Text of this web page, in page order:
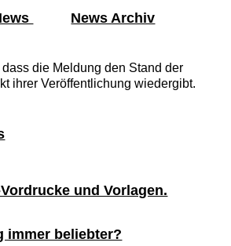
News Archiv
die Meldung den Stand der
ihrer Veröffentlichung wiedergibt.
und Vorlagen.
immer beliebter?